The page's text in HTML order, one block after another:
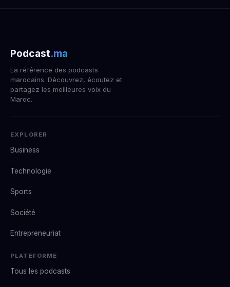
Podcast.ma
La référence des podcasts
marocains. Découvrez, écoutez et
partagez les meilleures voix du
Maroc.
EXPLORER
Business
Technologie
Sports
Société
Entrepreneuriat
PLATEFORME
Tous les podcasts